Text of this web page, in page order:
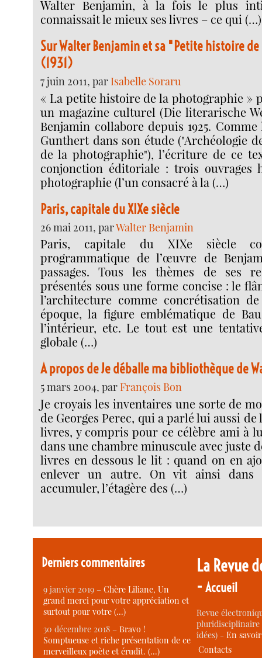
Walter Benjamin, à la fois le plus
connaissait le mieux ses livres – ce qui (…)
Sur Walter Benjamin et sa "Petite histoire
(1931)
7 juin 2011, par Isabelle Soraru
« La petite histoire de la photographie »
un magazine culturel (Die literarische
Benjamin collabore depuis 1925.
Gunthert dans son étude ("Archéologie
de la photographie"), l’écriture de ce
conjonction éditoriale : trois ouvrages
photographie (l’un consacré à la (…)
Paris, capitale du XIXe siècle
26 mai 2011, parWalter Benjamin
Paris, capitale du XIXe siècle
programmatique de l’œuvre de
passages. Tous les thèmes de ses
présentés sous une forme concise : le
l’architecture comme concrétisation de
époque, la figure emblématique de
l’intérieur, etc. Le tout est une
globale (…)
A propos de Je déballe ma bibliothèque de
5 mars 2004, par François Bon
Je croyais les inventaires une sorte de
de Georges Perec, qui a parlé lui aussi de
livres, y compris pour ce célèbre ami à
dans une chambre minuscule avec juste
livres en dessous le lit : quand on en
enlever un autre. On vit ainsi dans
accumuler, l’étagère des (…)
Derniers commentaires
9 janvier 2019 –Chère Liliane, Un
grand merci pour votre appréciation et
surtout pour votre (…)
30 décembre 2018 –Bravo !
Somptueuse et riche présentation de ce
merveilleux poète et érudit. (…)
La Revue
-Accueil
Revue
idées) -En
Contacts